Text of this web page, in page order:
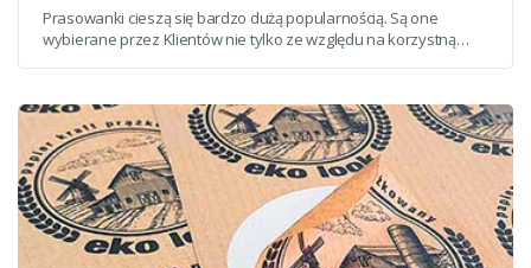
Prasowanki cieszą się bardzo dużą popularnością. Są one
wybierane przez Klientów nie tylko ze względu na korzystną